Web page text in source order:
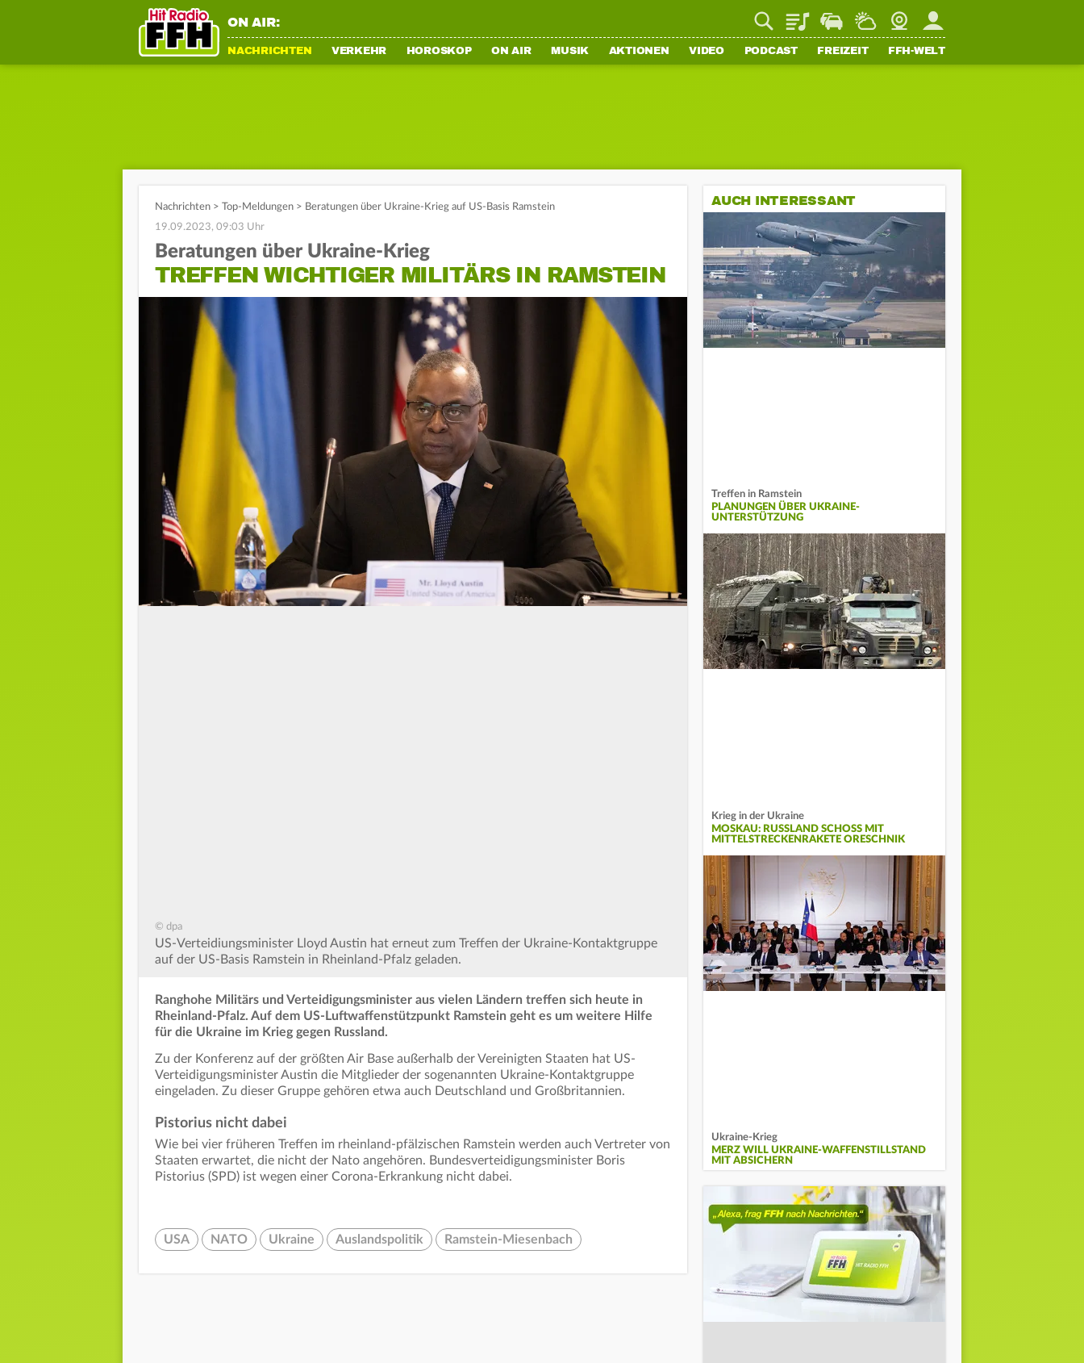
ON AIR: PlaylistStaupilotWetterWebcamMein FFH
NACHRICHTEN VERKEHR HOROSKOP ON AIR MUSIK AKTIONEN VIDEO PODCAST FREIZEIT FFH-WELT
Nachrichten > Top-Meldungen > Beratungen über Ukraine-Krieg auf US-Basis Ramstein
19.09.2023, 09:03 Uhr
Beratungen über Ukraine-Krieg
TREFFEN WICHTIGER MILITÄRS IN RAMSTEIN
© dpa
US-Verteidiungsminister Lloyd Austin hat erneut zum Treffen der Ukraine-Kontaktgruppe
auf der US-Basis Ramstein in Rheinland-Pfalz geladen.
Ranghohe Militärs und Verteidigungsminister aus vielen Ländern treffen sich heute in
Rheinland-Pfalz. Auf dem US-Luftwaffenstützpunkt Ramstein geht es um weitere Hilfe
für die Ukraine im Krieg gegen Russland.
Zu der Konferenz auf der größten Air Base außerhalb der Vereinigten Staaten hat US-
Verteidigungsminister Austin die Mitglieder der sogenannten Ukraine-Kontaktgruppe
eingeladen. Zu dieser Gruppe gehören etwa auch Deutschland und Großbritannien.
Pistorius nicht dabei
Wie bei vier früheren Treffen im rheinland-pfälzischen Ramstein werden auch Vertreter von
Staaten erwartet, die nicht der Nato angehören. Bundesverteidigungsminister Boris
Pistorius (SPD) ist wegen einer Corona-Erkrankung nicht dabei.
USA NATO Ukraine Auslandspolitik Ramstein-Miesenbach
AUCH INTERESSANT
Treffen in Ramstein
PLANUNGEN ÜBER UKRAINE-
UNTERSTÜTZUNG
Krieg in der Ukraine
MOSKAU: RUSSLAND SCHOSS MIT
MITTELSTRECKENRAKETE ORESCHNIK
Ukraine-Krieg
MERZ WILL UKRAINE-WAFFENSTILLSTAND
MIT ABSICHERN